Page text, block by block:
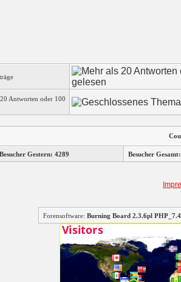
Antworten oder 100
Besucher Gestern: 4289 Besucher
Forensoftware: Burning Board 2.3.6pl